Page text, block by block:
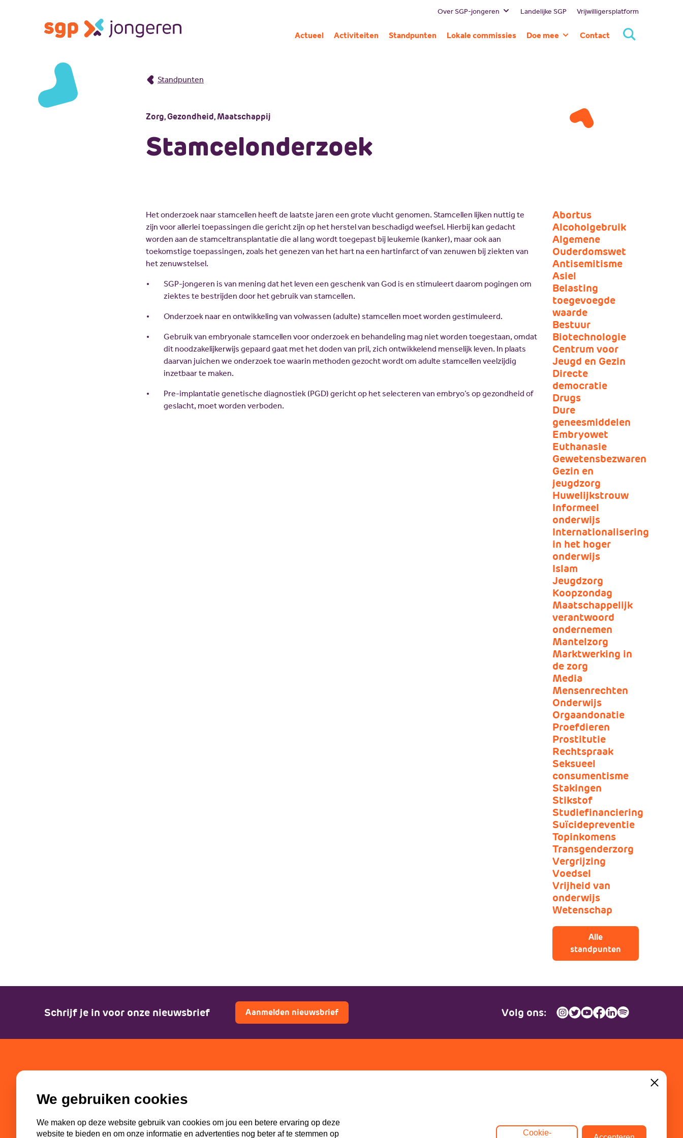
Over SGP-jongeren
Bestuur
Landelijke SGP Vrijwilligersplatform
Actueel Activiteiten Standpunten Lokale commissies Doe mee
Vacatures
Spreekbeurtpakket
JV Pakket
Contact
Standpunten
Zorg, Gezondheid, Maatschappij
Stamcelonderzoek
Het onderzoek naar stamcellen heeft de laatste jaren een grote vlucht genomen. Stamcellen lijken nuttig te
zijn voor allerlei toepassingen die gericht zijn op het herstel van beschadigd weefsel. Hierbij kan gedacht
worden aan de stamceltransplantatie die al lang wordt toegepast bij leukemie (kanker), maar ook aan
toekomstige toepassingen, zoals het genezen van het hart na een hartinfarct of van zenuwen bij ziekten van
het zenuwstelsel.
SGP-jongeren is van mening dat het leven een geschenk van God is en stimuleert daarom pogingen om
ziektes te bestrijden door het gebruik van stamcellen.
Onderzoek naar en ontwikkeling van volwassen (adulte) stamcellen moet worden gestimuleerd.
Gebruik van embryonale stamcellen voor onderzoek en behandeling mag niet worden toegestaan, omdat
dit noodzakelijkerwijs gepaard gaat met het doden van pril, zich ontwikkelend menselijk leven. In plaats
daarvan juichen we onderzoek toe waarin methoden gezocht wordt om adulte stamcellen veelzijdig
inzetbaar te maken.
Pre-implantatie genetische diagnostiek (PGD) gericht op het selecteren van embryo’s op gezondheid of
geslacht, moet worden verboden.
Abortus
Alcoholgebruik
Algemene
Ouderdomswet
Antisemitisme
Asiel
Belasting
toegevoegde
waarde
Bestuur
Biotechnologie
Centrum voor
Jeugd en Gezin
Directe
democratie
Drugs
Dure
geneesmiddelen
Embryowet
Euthanasie
Gewetensbezwaren
Gezin en
jeugdzorg
Huwelijkstrouw
Informeel
onderwijs
Internationalisering
in het hoger
onderwijs
Islam
Jeugdzorg
Koopzondag
Maatschappelijk
verantwoord
ondernemen
Mantelzorg
Marktwerking in
de zorg
Media
Mensenrechten
Onderwijs
Orgaandonatie
Proefdieren
Prostitutie
Rechtspraak
Seksueel
consumentisme
Stakingen
Stikstof
Studiefinanciering
Suïcidepreventie
Topinkomens
Transgenderzorg
Vergrijzing
Voedsel
Vrijheid van
onderwijs
Wetenschap
Alle
standpunten
Schrijf je in voor onze nieuwsbrief Aanmelden nieuwsbrief Volg ons:
Bestuur
Geschiedenis
WI-SGP
We gebruiken cookies
We maken op deze website gebruik van cookies om jou een betere ervaring op deze
website te bieden en om onze informatie en advertenties nog beter af te stemmen op
Close
Cookie-